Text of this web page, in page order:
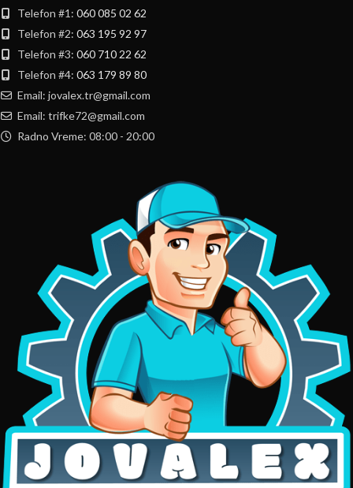
Telefon #1: 060 085 02 62
Telefon #2: 063 195 92 97
Telefon #3: 060 710 22 62
Telefon #4: 063 179 89 80
Email: jovalex.tr@gmail.com
Email: trifke72@gmail.com
Radno Vreme: 08:00 - 20:00